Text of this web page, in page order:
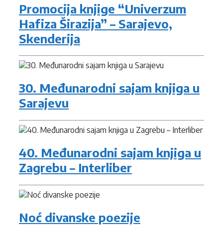
Promocija knjige “Univerzum
Hafiza Širazija” – Sarajevo,
Skenderija
30. Međunarodni sajam knjiga u
Sarajevu
40. Međunarodni sajam knjiga u
Zagrebu – Interliber
Noć divanske poezije